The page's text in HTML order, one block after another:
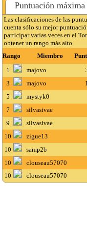
Puntuación máxima
Las clasificaciones de las
cuenta sólo su mejor
participar varias veces en el
obtener un rango más alto
Rango
Miembro
1
majovo
3
majovo
5
mystyk0
7
silvasivae
9
silvasivae
10
zigue13
10
samp2b
10
clouseau57070
10
clouseau57070